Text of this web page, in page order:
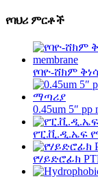
የባህሪ ምርቶች
የባዮ-ሸክም
0.45um 5″ pp
የፒ.ቪ.ዲ.ኤፍ
የሃይድሮፊክ